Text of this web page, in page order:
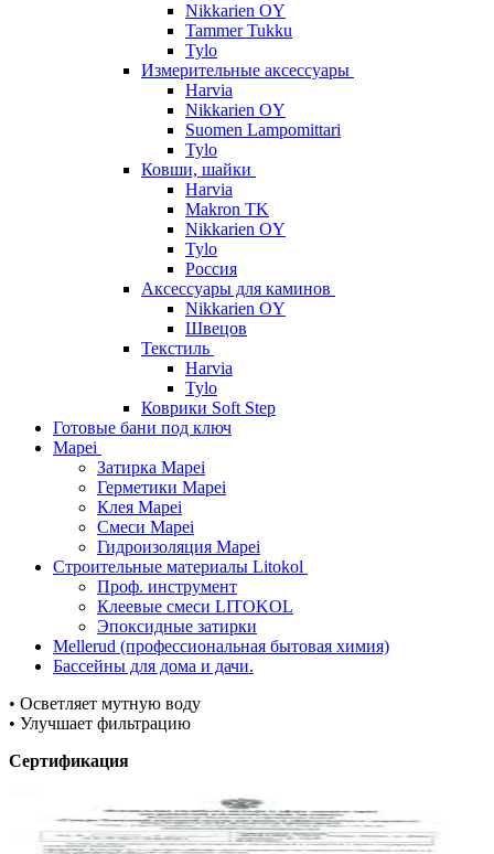
Nikkarien OY
Tammer Tukku
Tylo
Измерительные аксессуары
Harvia
Nikkarien OY
Suomen Lampomittari
Tylo
Ковши, шайки
Harvia
Makron TK
Nikkarien OY
Tylo
Россия
Аксессуары для каминов
Nikkarien OY
Швецов
Текстиль
Harvia
Tylo
Коврики Soft Step
Готовые бани под ключ
Mapei
Затирка Mapei
Герметики Mapei
Клея Mapei
Смеси Mapei
Гидроизоляция Mapei
Строительные материалы Litokol
Проф. инструмент
Клеевые смеси LITOKOL
Эпоксидные затирки
Mellerud (профессиональная бытовая химия)
Бассейны для дома и дачи.
• Осветляет мутную воду
• Улучшает фильтрацию
Сертификация